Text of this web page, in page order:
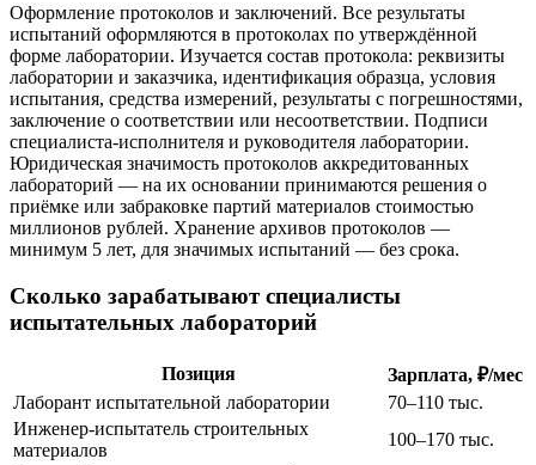
Оформление протоколов и заключений. Все результаты
испытаний оформляются в протоколах по утверждённой
форме лаборатории. Изучается состав протокола: реквизиты
лаборатории и заказчика, идентификация образца, условия
испытания, средства измерений, результаты с погрешностями,
заключение о соответствии или несоответствии. Подписи
специалиста-исполнителя и руководителя лаборатории.
Юридическая значимость протоколов аккредитованных
лабораторий — на их основании принимаются решения о
приёмке или забраковке партий материалов стоимостью
миллионов рублей. Хранение архивов протоколов —
минимум 5 лет, для значимых испытаний — без срока.
Сколько зарабатывают специалисты
испытательных лабораторий
Позиция
Зарплата, ₽/мес
Лаборант испытательной лаборатории
70–110 тыс.
Инженер-испытатель строительных
материалов
100–170 тыс.